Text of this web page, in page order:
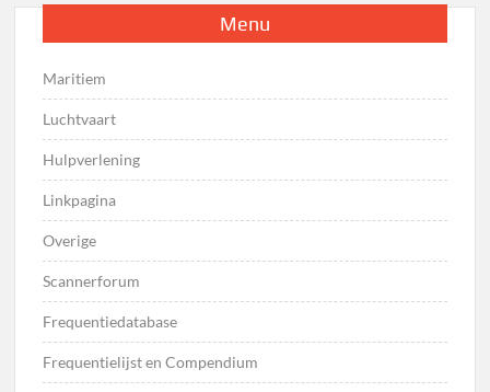
Menu
Maritiem
Luchtvaart
Hulpverlening
Linkpagina
Overige
Scannerforum
Frequentiedatabase
Frequentielijst en Compendium